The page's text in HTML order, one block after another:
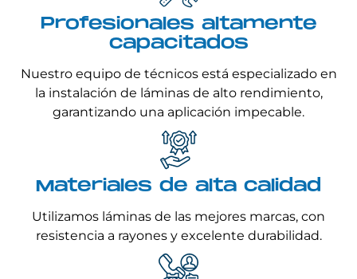
Profesionales altamente
capacitados
Nuestro equipo de técnicos está especializado en
la instalación de láminas de alto rendimiento,
garantizando una aplicación impecable.
Materiales de alta calidad
Utilizamos láminas de las mejores marcas, con
resistencia a rayones y excelente durabilidad.